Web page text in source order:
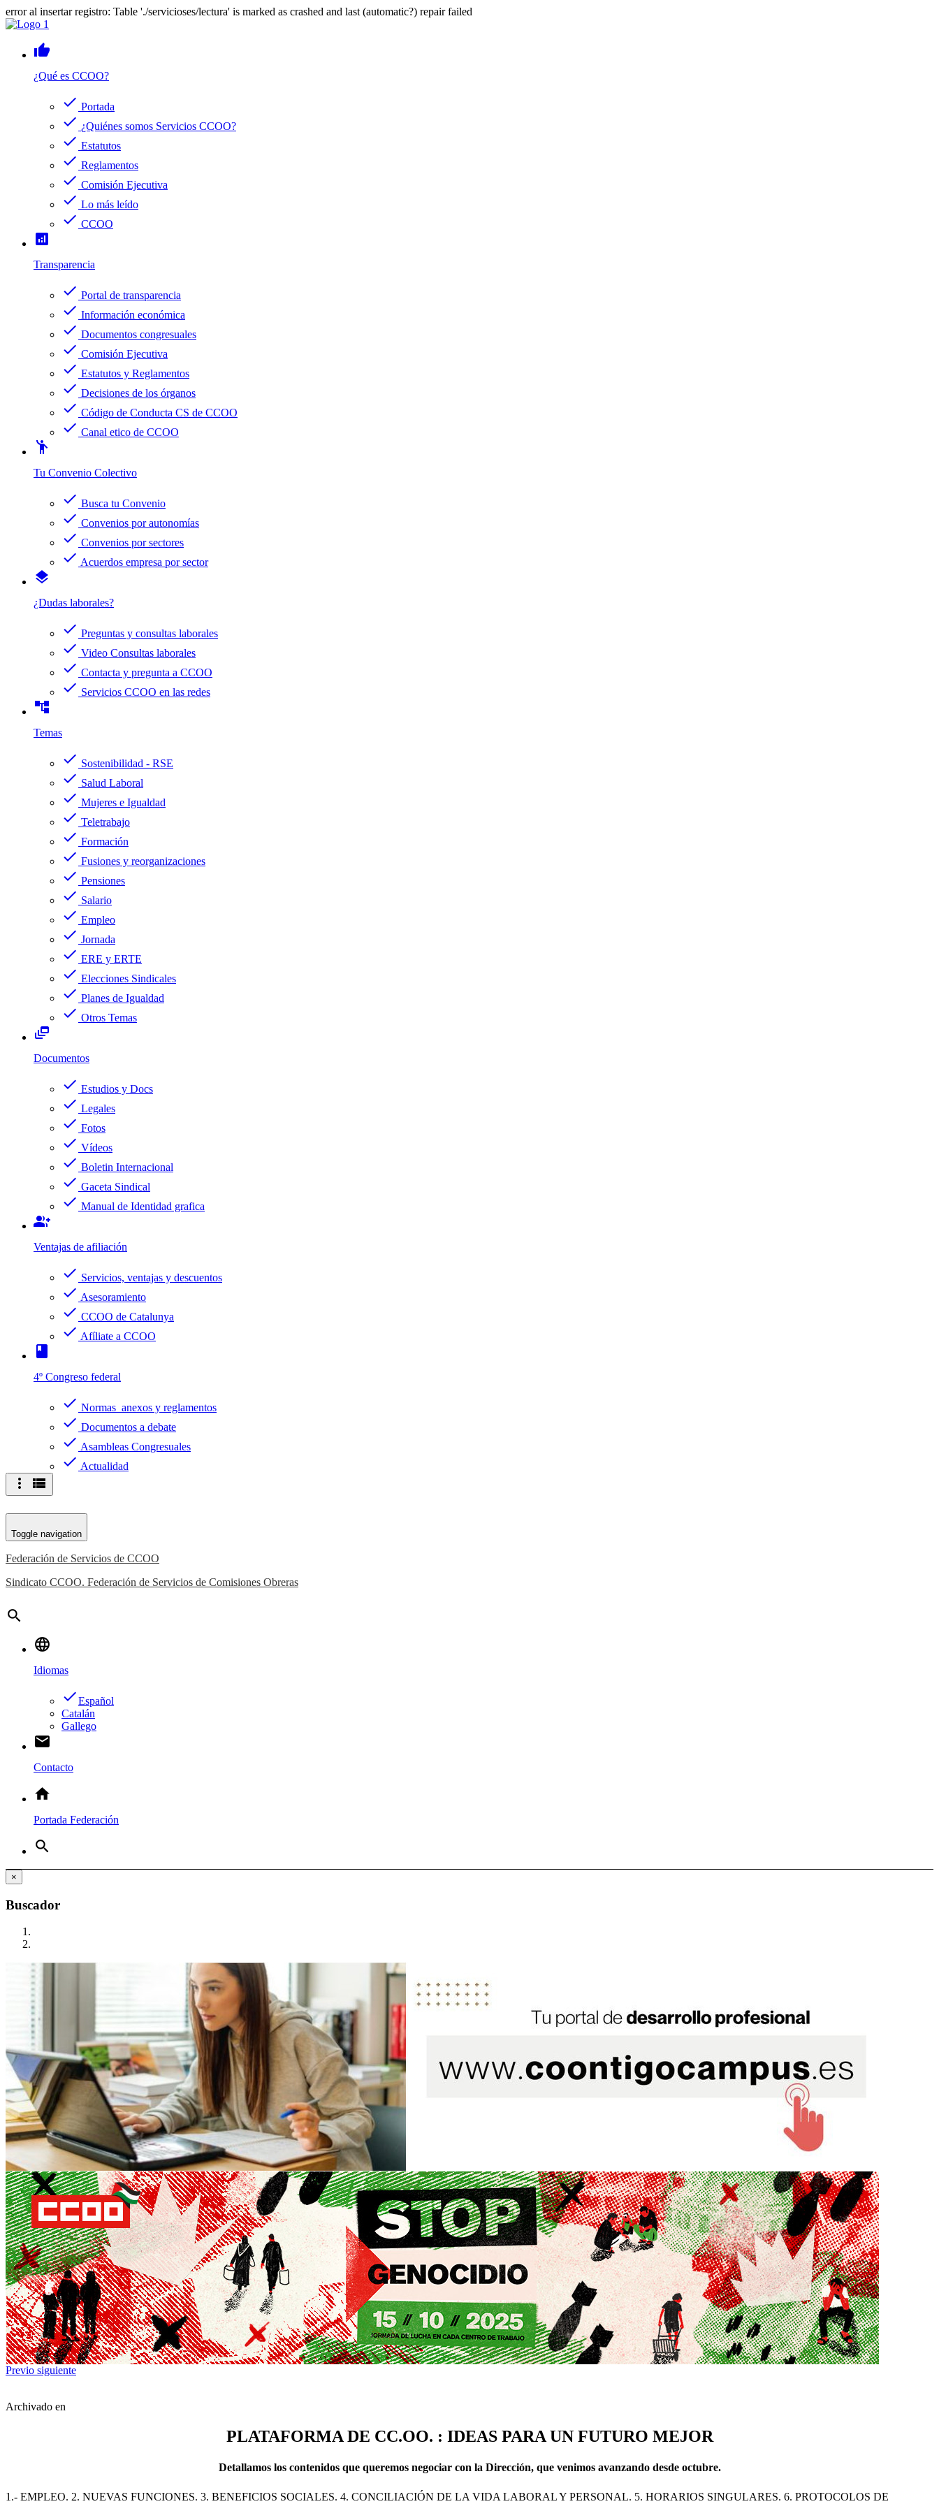
error al insertar registro: Table './servicioses/lectura' is marked as crashed and last (automatic?) repair failed
thumb_up
¿Qué es CCOO?
check Portada
check ¿Quiénes somos Servicios CCOO?
check Estatutos
check Reglamentos
check Comisión Ejecutiva
check Lo más leído
check CCOO
analytics
Transparencia
check Portal de transparencia
check Información económica
check Documentos congresuales
check Comisión Ejecutiva
check Estatutos y Reglamentos
check Decisiones de los órganos
check Código de Conducta CS de CCOO
check Canal etico de CCOO
emoji_people
Tu Convenio Colectivo
check Busca tu Convenio
check Convenios por autonomías
check Convenios por sectores
check Acuerdos empresa por sector
layers
¿Dudas laborales?
check Preguntas y consultas laborales
check Video Consultas laborales
check Contacta y pregunta a CCOO
check Servicios CCOO en las redes
account_tree
Temas
check Sostenibilidad - RSE
check Salud Laboral
check Mujeres e Igualdad
check Teletrabajo
check Formación
check Fusiones y reorganizaciones
check Pensiones
check Salario
check Empleo
check Jornada
check ERE y ERTE
check Elecciones Sindicales
check Planes de Igualdad
check Otros Temas
dynamic_feed
Documentos
check Estudios y Docs
check Legales
check Fotos
check Vídeos
check Boletin Internacional
check Gaceta Sindical
check Manual de Identidad grafica
group_add
Ventajas de afiliación
check Servicios, ventajas y descuentos
check Asesoramiento
check CCOO de Catalunya
check Afíliate a CCOO
book
4º Congreso federal
check Normas anexos y reglamentos
check Documentos a debate
check Asambleas Congresuales
check Actualidad
more_vert view_list
Toggle navigation
Federación de Servicios de CCOO
Sindicato CCOO. Federación de Servicios de Comisiones Obreras
search
language
Idiomas
doneEspañol
Catalán
Gallego
email
Contacto
home
Portada Federación
search
×
Buscador
Previo siguiente
Archivado en
PLATAFORMA DE CC.OO. : IDEAS PARA UN FUTURO MEJOR
Detallamos los contenidos que queremos negociar con la Dirección, que venimos avanzando desde octubre.
1.- EMPLEO. 2. NUEVAS FUNCIONES. 3. BENEFICIOS SOCIALES. 4. CONCILIACIÓN DE LA VIDA LABORAL Y PERSONAL. 5. HORARIOS SINGULARES. 6. PROTOCOLOS DE